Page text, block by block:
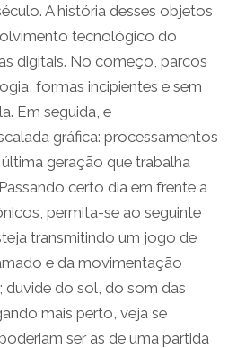
A história desses objetos
tecnológico do
digitais. No começo, parcos
formas incipientes e sem
Em seguida, e
gráfica: processamentos
geração que trabalha
certo dia em frente a
permita-se ao seguinte
transmitindo um jogo de
e da movimentação
duvide do sol, do som das
mais perto, veja se
ser as de uma partida